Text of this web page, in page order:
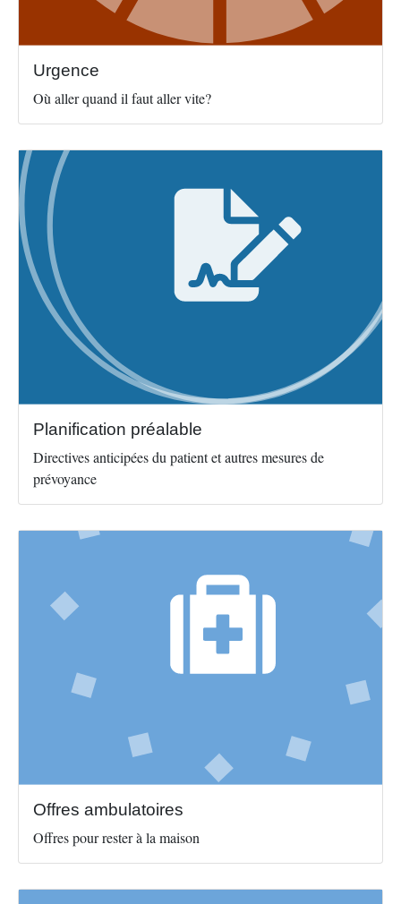
Urgence
Où aller quand il faut aller vite?
Image
Planification préalable
Directives anticipées du patient et autres mesures de
prévoyance
Offres ambulatoires
Offres pour rester à la maison